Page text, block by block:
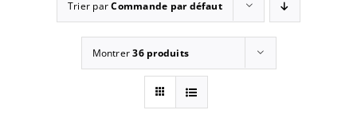
Vêtements
Randonnée
Trier parCommande par défaut
Montrer36 produits